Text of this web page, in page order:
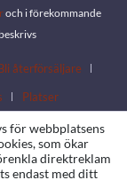
och i förekommande
återförsäljare
Platser
för webbplatsens
som ökar
direktreklam
endast med ditt